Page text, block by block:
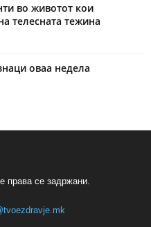
во животот кои
телесната тежина
оваа недела
права се задржани.